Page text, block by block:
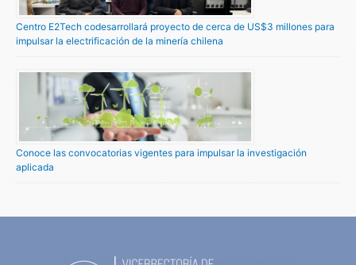
Centro E2Tech codesarrollará proyecto de cerca de US$3 millones para
impulsar la electrificación de la minería chilena
Conoce las convocatorias vigentes para impulsar la investigación
aplicada